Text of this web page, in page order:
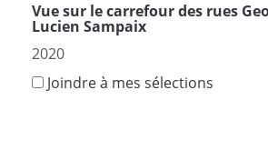
Vue sur le carrefour des rues
Lucien Sampaix
2020
Joindre à mes sélections